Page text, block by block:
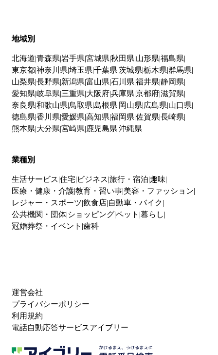
地域別
北海道 青森県 岩手県 宮城県 秋田県 山形県 福島県
東京都神奈川県 埼玉県 千葉県 茨城県 栃木県 群馬県
山梨県 長野県 新潟県 富山県 石川県 福井県 静岡県
愛知県 岐阜県 三重県 大阪府兵庫県 京都府滋賀県
奈良県 和歌山県 鳥取県 島根県 岡山県 広島県 山口県
徳島県 香川県 愛媛県 高知県 福岡県 佐賀県 長崎県
熊本県 大分県 宮崎県 鹿児島県 沖縄県
業種別
生活サービス 住宅 ビジネス 旅行・宿泊 趣味
医療・健康・介護教育・習い事 美容・ファッション
レジャー・スポーツ 飲食店 自動車・バイク
公共機関・団体 ショッピングペット 暮らし
冠婚葬祭・イベント 歯科
運営会社
プライバシーポリシー
利用規約
電話自動応答サービスアイブリー